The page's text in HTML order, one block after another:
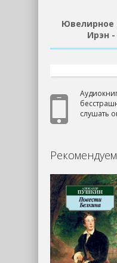
Ювелирное
Ирэн
слушать